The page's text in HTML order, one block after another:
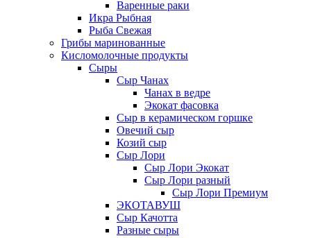
Варенные раки
Икра Рыбная
Рыба Свежая
Грибы маринованные
Кисломолочные продукты
Сыры
Сыр Чанах
Чанах в ведре
Экокат фасовка
Сыр в керамическом горшке
Овечий сыр
Козий сыр
Сыр Лори
Сыр Лори Экокат
Сыр Лори разный
Сыр Лори Премиум
ЭКОТАВУШ
Сыр Качотта
Разные сыры